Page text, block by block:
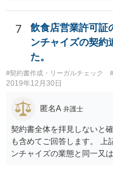
らから本部に対して請求を
7
飲食店営業許可証
ンチャイズの契約
た。
#契約書作成・リーガルチェック
2019年12月30日
匿名A 弁護士
契約書全体を拝見しないと
も含めてご回答します。 上
ンチャイズの業態と同一又